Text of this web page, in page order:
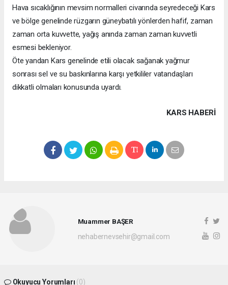
Hava sıcaklığının mevsim normalleri civarında seyredeceği Kars
ve bölge genelinde rüzgarın güneybatılı yönlerden hafif, zaman
zaman orta kuvvette, yağış anında zaman zaman kuvvetli
esmesi bekleniyor.
Öte yandan Kars genelinde etili olacak sağanak yağmur
sonrası sel ve su baskınlarına karşı yetkililer vatandaşları
dikkatli olmaları konusunda uyardı.
KARS HABERİ
Muammer BAŞER
nehabernevsehir@gmail.com
Okuyucu Yorumları (0)